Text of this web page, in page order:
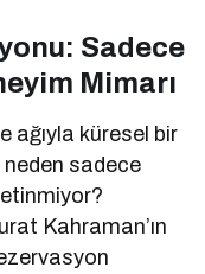
Sadece
Mimarı
ağıyla küresel bir
sadece
Kahraman’ın